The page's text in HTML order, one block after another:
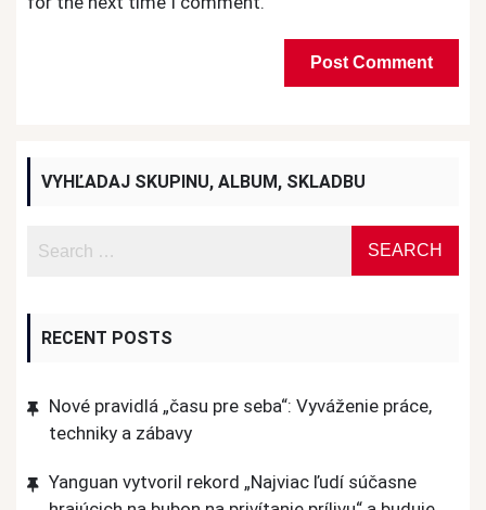
VYHĽADAJ SKUPINU, ALBUM, SKLADBU
RECENT POSTS
Nové pravidlá „času pre seba“: Vyváženie práce,
techniky a zábavy
Yanguan vytvoril rekord „Najviac ľudí súčasne